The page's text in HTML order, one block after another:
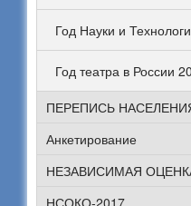
Год Науки и
Год театра в России
ПЕРЕПИСЬ
Анкетирование
НЕЗАВИСИМАЯ